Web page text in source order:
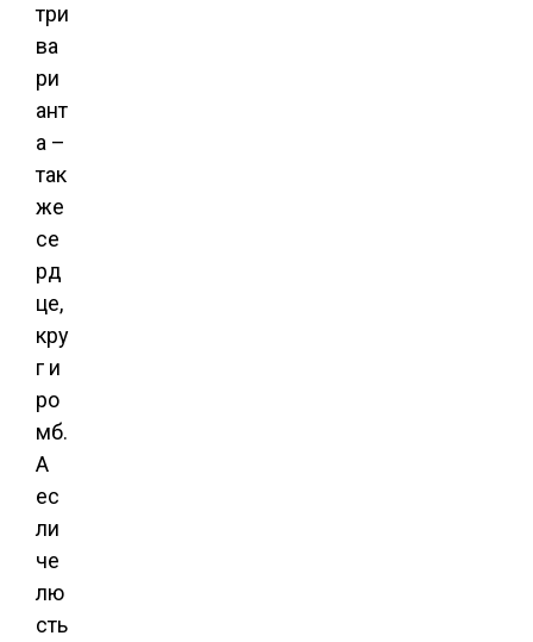
три
ва
ри
ант
а –
так
же
се
рд
це,
кру
г и
ро
мб.
А
ес
ли
че
лю
сть